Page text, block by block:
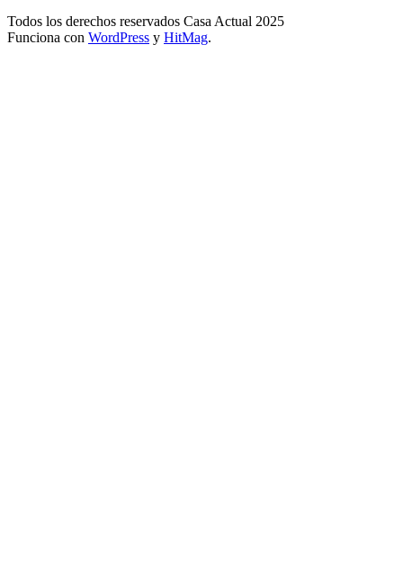
Todos los derechos reservados Casa Actual 2025
Funciona con WordPress y HitMag.